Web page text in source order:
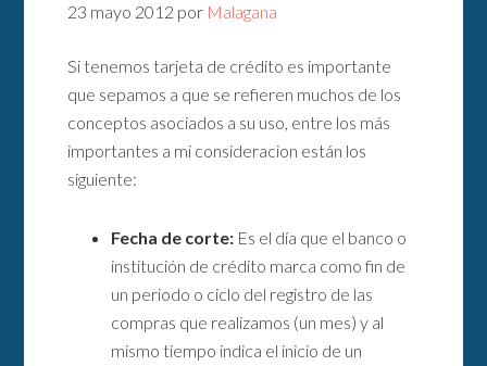
23 mayo 2012 por Malagana
Si tenemos tarjeta de crédito es importante
que sepamos a que se refieren muchos de los
conceptos asociados a su uso, entre los más
importantes a mi consideracion están los
siguiente:
Fecha de corte: Es el día que el banco o
institución de crédito marca como fin de
un periodo o ciclo del registro de las
compras que realizamos (un mes) y al
mismo tiempo indica el inicio de un